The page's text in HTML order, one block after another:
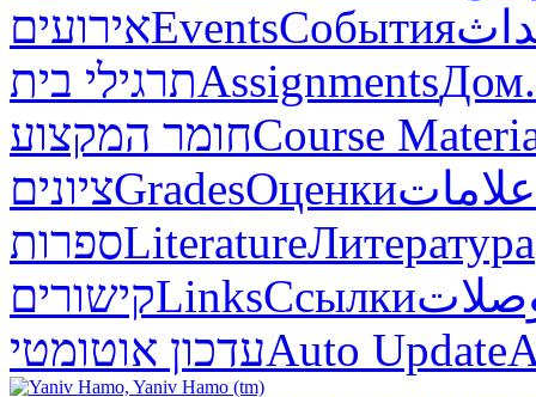
אירועיםEventsСобытия
תרגילי ביתAssignmentsДом.
חומר המקצועCourse
ציוניםGradesОценкиعلامات
ספרותLiteratureЛитература
קישוריםLinksСсылки
עדכון אוטומטיAuto Update